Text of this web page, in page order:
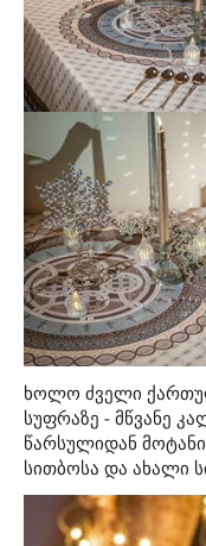
ხოლო ძველი
სუფრაზე - მწვანე
წარსულიდან
სითბოსა და ახალი